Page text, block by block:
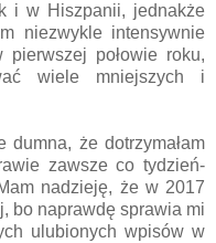
i w Hiszpanii, jednakże
niezwykle intensywnie
pierwszej połowie roku,
wiele mniejszych i
dumna, że dotrzymałam
zawsze co tydzień-
nadzieję, że w 2017
bo naprawdę sprawia mi
ulubionych wpisów w